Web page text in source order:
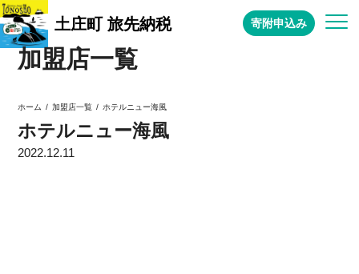
土庄町 旅先納税 寄附申込み
加盟店一覧
ホーム 加盟店一覧 ホテルニュー海風
ホテルニュー海風
2022.12.11